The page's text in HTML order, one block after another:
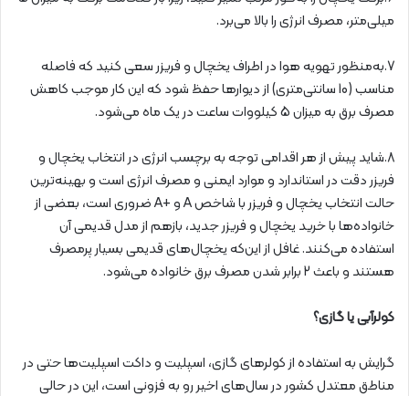
میلی‌متر، مصرف انرژی را بالا می‌برد.
7.به‌منظور تهویه هوا در اطراف یخچال و فریزر سعی کنید که فاصله
مناسب (10 سانتی‌متری) از دیوارها حفظ شود که این کار موجب کاهش
مصرف برق به میزان 5 کیلووات ساعت در یک ماه می‌شود.
8.شاید پیش از هر اقدامی توجه به برچسب انرژی در انتخاب یخچال و
فریزر دقت در استاندارد و موارد ایمنی و مصرف انرژی است و بهینه‌ترین
حالت انتخاب یخچال و فریزر با شاخص A و +A ضروری است، بعضی از
خانواده‌ها با خرید یخچال و فریزر جدید، بازهم از مدل قدیمی آن
استفاده می‌کنند. غافل از این‌که یخچال‌های قدیمی بسیار پرمصرف
هستند و باعث 2 برابر شدن مصرف برق خانواده می‌شود.
کولرآبی یا گازی؟
گرایش به استفاده از کولرهای گازی، اسپلیت و داکت اسپلیت‌ها حتی در
مناطق معتدل کشور در سال‌های اخیر رو به فزونی است، این در حالی